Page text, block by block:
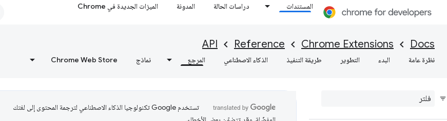
المستندات دراسات الحالة المدونة الميزات الجديدة في Chrome
Docs
Chrome Extensions
Reference
API
نظرة عامة البدء التطوير طريقة التنفيذ الذكاء الاصطناعي المرجع نماذج Chrome Web Store
تستخدم Google تكنولوجيا الذكاء الاصطناعي لترجمة المحتوى إلى لغتك